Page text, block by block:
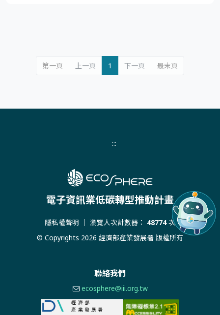
第一頁 上一頁 1 下一頁 最末頁
:::
電子資訊業低碳轉型推動計畫
隱私權聲明 ｜ 瀏覽人次計數器： 48774次
© Copyrights 2026 經濟部產業發展署 版權所有
聯絡我們
ecosphere@iii.org.tw